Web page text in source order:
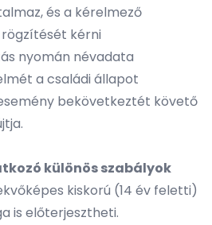
és a kérelmező
kérni
nyomán névadata
a családi állapot
bekövetkeztét követő
különös szabályok
kiskorú (14 év feletti)
is előterjesztheti.